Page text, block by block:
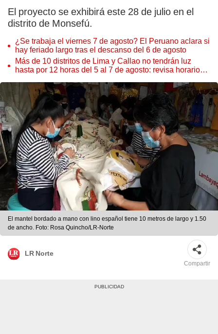
El proyecto se exhibirá este 28 de julio en el
distrito de Monsefú.
¿Se trabaja el viernes 7 de agosto? El Peruano aclara si
hay feriado largo tras el descanso del 6 de agosto
Más de 10 distritos de Lima y Callao no tendrán luz
hasta por 12 horas del 5 al 7 de agosto: revisa horarios y
El mantel bordado a mano con lino español tiene 10 metros de largo y 1.50
de ancho. Foto: Rosa Quincho/LR-Norte
LR Norte
Compartir